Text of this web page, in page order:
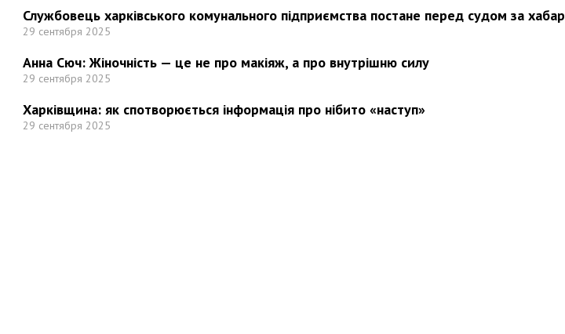
Службовець харківського комунального підприємства постане перед судом за хабар
29 сентября 2025
Анна Сюч: Жіночність — це не про макіяж, а про внутрішню силу
29 сентября 2025
Харківщина: як спотворюється інформація про нібито «наступ»
29 сентября 2025